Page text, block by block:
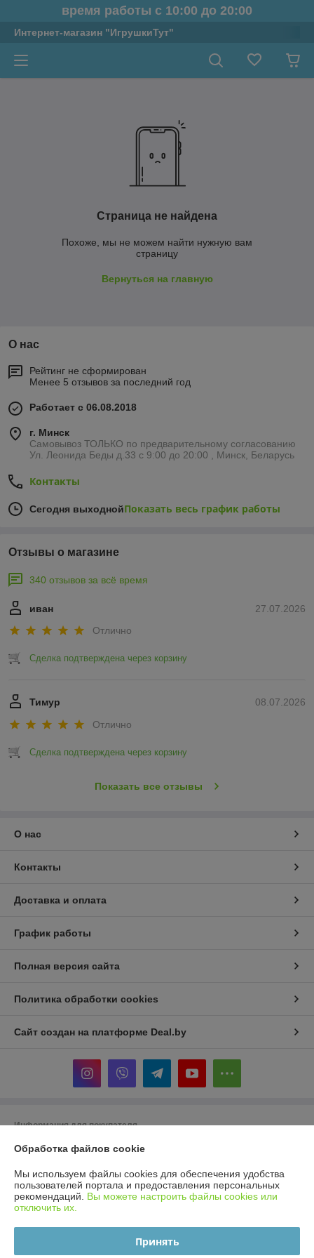
время работы с 10:00 до 20:00
Интернет-магазин "ИгрушкиТут"
Страница не найдена
Похоже, мы не можем найти нужную вам
страницу
Вернуться на главную
О нас
Рейтинг не сформирован
Менее 5 отзывов за последний год
Работает с 06.08.2018
г. Минск
Самовывоз ТОЛЬКО по предварительному согласованию
Ул. Леонида Беды д.33 с 9:00 до 20:00 , Минск, Беларусь
Контакты
Сегодня выходнойПоказать весь график работы
Отзывы о магазине
340 отзывов за всё время
27.07.2026
иван
Отлично
Сделка подтверждена через корзину
08.07.2026
Тимур
Отлично
Сделка подтверждена через корзину
Показать все отзывы
О нас
Контакты
Доставка и оплата
График работы
Полная версия сайта
Политика обработки cookies
Сайт создан на платформе Deal.by
Информация для покупателя
Индивидуальный предприниматель:
Минск ул. Леонида Беды д.33
Регистрационный номер ЕГР: 193304343
УНП: 193304343
Дата регистрации компании: 02.09.2019
Обработка файлов cookie
Мы используем файлы cookies для обеспечения удобства
пользователей портала и предоставления персональных
рекомендаций. Вы можете настроить файлы cookies или
отключить их.
Принять